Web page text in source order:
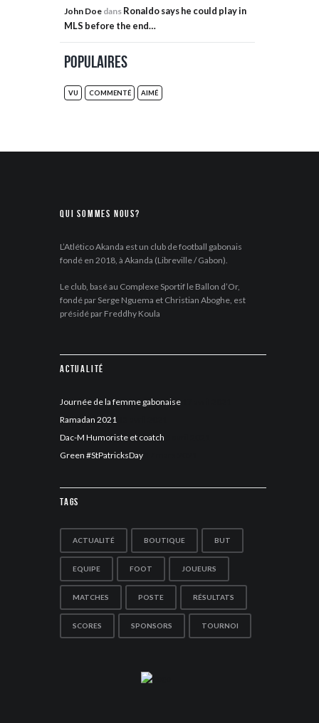
John Doe dans Ronaldo says he could play in
MLS before the end…
Populaires
VU COMMENTÉ AIMÉ
Qui sommes nous?
L’Atlético Akanda est un club de football gabonais
fondé en 2018, à Akanda (Libreville / Gabon).
Le club, basé au Complexe Sportif le Ballon d’Or,
fondé par Serge Nguema et Christian Aboghe, est
présidé par Freddhy Koula
Actualité
Journée de la femme gabonaise
Ramadan 2021
Dac-M Humoriste et coatch
Green #StPatricksDay
Tags
ACTUALITÉ BOUTIQUE BUT
EQUIPE FOOT JOUEURS
MATCHES POSTE RÉSULTATS
SCORES SPONSORS TOURNOI